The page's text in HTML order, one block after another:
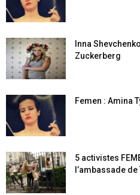
Inna
Zuckerberg
Femen : Amina
5 activistes
l’ambassade